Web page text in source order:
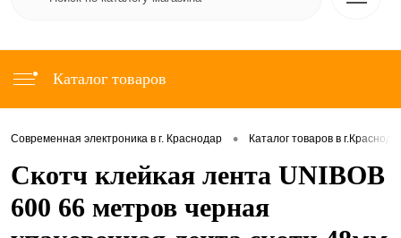
Каталог товаров
Современная электроника в г. Краснодар • Каталог товаров в
Скотч клейкая лента UNIBOB
600 66 метров черная